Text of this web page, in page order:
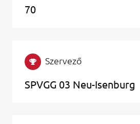
70
Szervező
SPVGG 03 Neu-Isenburg